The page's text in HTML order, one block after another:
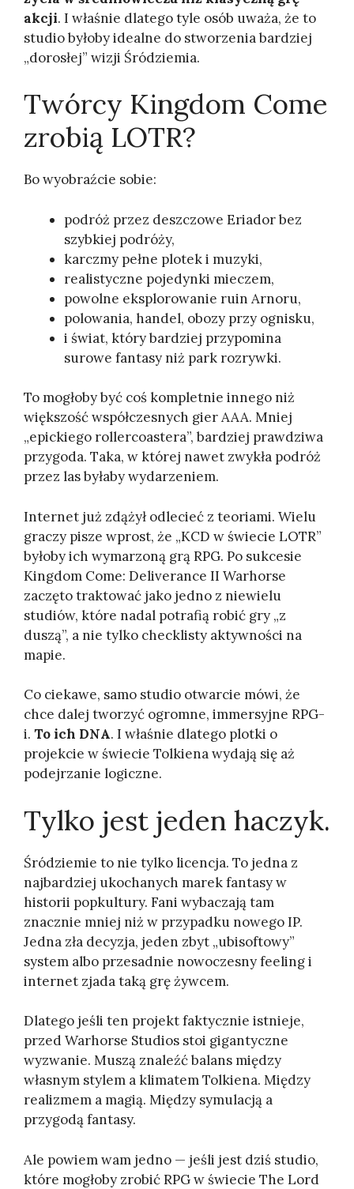
akcji. I właśnie dlatego tyle osób uważa, że to
studio byłoby idealne do stworzenia bardziej
„dorosłej” wizji Śródziemia.
Twórcy Kingdom Come
zrobią LOTR?
Bo wyobraźcie sobie:
podróż przez deszczowe Eriador bez
szybkiej podróży,
karczmy pełne plotek i muzyki,
realistyczne pojedynki mieczem,
powolne eksplorowanie ruin Arnoru,
polowania, handel, obozy przy ognisku,
i świat, który bardziej przypomina
surowe fantasy niż park rozrywki.
To mogłoby być coś kompletnie innego niż
większość współczesnych gier AAA. Mniej
„epickiego rollercoastera”, bardziej prawdziwa
przygoda. Taka, w której nawet zwykła podróż
przez las byłaby wydarzeniem.
Internet już zdążył odlecieć z teoriami. Wielu
graczy pisze wprost, że „KCD w świecie LOTR”
byłoby ich wymarzoną grą RPG. Po sukcesie
Kingdom Come: Deliverance II Warhorse
zaczęto traktować jako jedno z niewielu
studiów, które nadal potrafią robić gry „z
duszą”, a nie tylko checklisty aktywności na
mapie.
Co ciekawe, samo studio otwarcie mówi, że
chce dalej tworzyć ogromne, immersyjne RPG-
i. To ich DNA. I właśnie dlatego plotki o
projekcie w świecie Tolkiena wydają się aż
podejrzanie logiczne.
Tylko jest jeden haczyk.
Śródziemie to nie tylko licencja. To jedna z
najbardziej ukochanych marek fantasy w
historii popkultury. Fani wybaczają tam
znacznie mniej niż w przypadku nowego IP.
Jedna zła decyzja, jeden zbyt „ubisoftowy”
system albo przesadnie nowoczesny feeling i
internet zjada taką grę żywcem.
Dlatego jeśli ten projekt faktycznie istnieje,
przed Warhorse Studios stoi gigantyczne
wyzwanie. Muszą znaleźć balans między
własnym stylem a klimatem Tolkiena. Między
realizmem a magią. Między symulacją a
przygodą fantasy.
Ale powiem wam jedno — jeśli jest dziś studio,
które mogłoby zrobić RPG w świecie The Lord